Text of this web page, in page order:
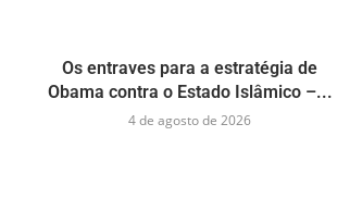
Os entraves para a estratégia de
Obama contra o Estado Islâmico –...
4 de agosto de 2026